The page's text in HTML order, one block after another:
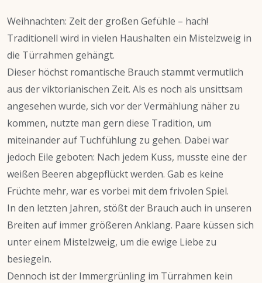
Weihnachten: Zeit der großen Gefühle – hach!
Traditionell wird in vielen Haushalten ein Mistelzweig in
die Türrahmen gehängt.
Dieser höchst romantische Brauch stammt vermutlich
aus der viktorianischen Zeit. Als es noch als unsittsam
angesehen wurde, sich vor der Vermählung näher zu
kommen, nutzte man gern diese Tradition, um
miteinander auf Tuchfühlung zu gehen. Dabei war
jedoch Eile geboten: Nach jedem Kuss, musste eine der
weißen Beeren abgepflückt werden. Gab es keine
Früchte mehr, war es vorbei mit dem frivolen Spiel.
In den letzten Jahren, stößt der Brauch auch in unseren
Breiten auf immer größeren Anklang. Paare küssen sich
unter einem Mistelzweig, um die ewige Liebe zu
besiegeln.
Dennoch ist der Immergrünling im Türrahmen kein